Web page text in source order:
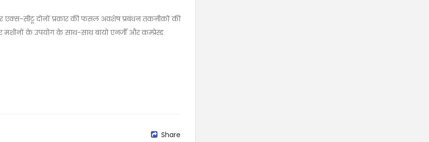
एक्स-सीटू दोनों प्रकार की फसल अवशेष प्रबंधन तकनीकों की
मशीनों के उपयोग के साथ-साथ बायो एनर्जी और कम्प्रेस्ड
Share